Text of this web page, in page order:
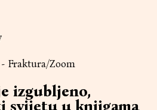
Fraktura/Zoom
izgubljeno,
svijetu u knjigama